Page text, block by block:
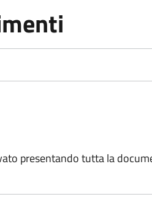
presentando tutta la